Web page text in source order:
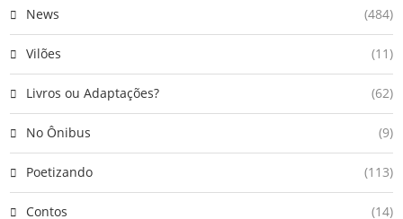
News (484)
Vilões (11)
Livros ou Adaptações? (62)
No Ônibus (9)
Poetizando (113)
Contos (14)